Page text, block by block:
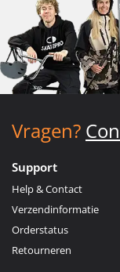
Vragen?
Support
Help & Contact
Verzendinformatie
Orderstatus
Retourneren